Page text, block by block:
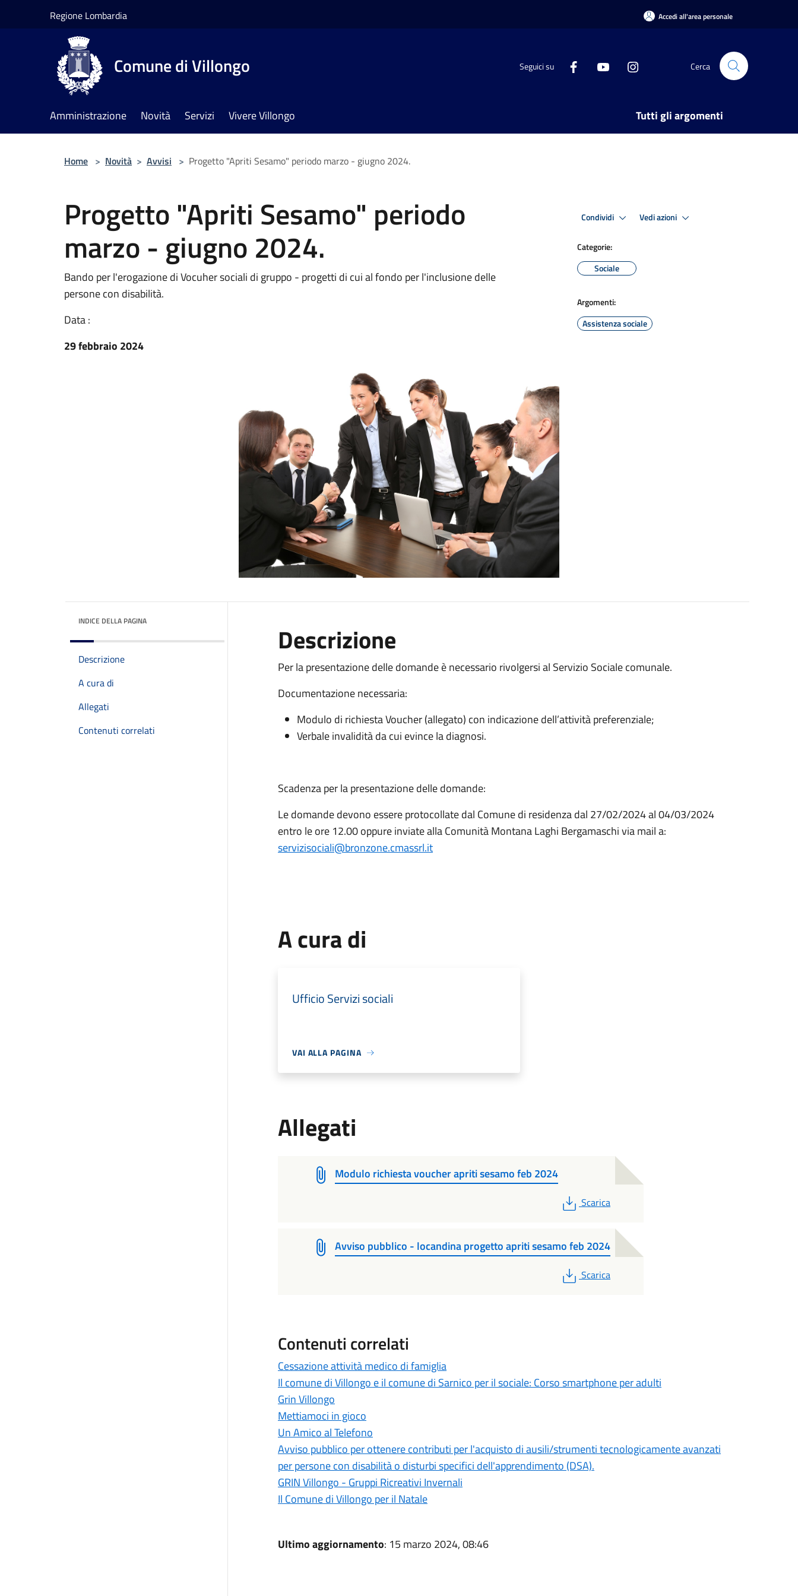
Regione Lombardia Accedi all'area personale
Comune di Villongo Seguici su Cerca
Amministrazione Novità Servizi Vivere Villongo Tutti gli argomenti
Home > Novità > Avvisi > Progetto "Apriti Sesamo" periodo marzo - giugno 2024.
Progetto "Apriti Sesamo" periodo
marzo - giugno 2024.
Bando per l'erogazione di Vocuher sociali di gruppo - progetti di cui al fondo per l'inclusione delle
persone con disabilità.
Data :
29 febbraio 2024
Condividi Vedi azioni
Categorie:
Sociale
Argomenti:
Assistenza sociale
INDICE DELLA PAGINA
Descrizione
A cura di
Allegati
Contenuti correlati
Descrizione
Per la presentazione delle domande è necessario rivolgersi al Servizio Sociale comunale.
Documentazione necessaria:
Modulo di richiesta Voucher (allegato) con indicazione dell’attività preferenziale;
Verbale invalidità da cui evince la diagnosi.
Scadenza per la presentazione delle domande:
Le domande devono essere protocollate dal Comune di residenza dal 27/02/2024 al 04/03/2024
entro le ore 12.00 oppure inviate alla Comunità Montana Laghi Bergamaschi via mail a:
servizisociali@bronzone.cmassrl.it
A cura di
Ufficio Servizi sociali
VAI ALLA PAGINA
Allegati
Modulo richiesta voucher apriti sesamo feb 2024
PDF
Scarica
Avviso pubblico - locandina progetto apriti sesamo feb 2024
PDF
Scarica
Contenuti correlati
Cessazione attività medico di famiglia
Il comune di Villongo e il comune di Sarnico per il sociale: Corso smartphone per adulti
Grin Villongo
Mettiamoci in gioco
Un Amico al Telefono
Avviso pubblico per ottenere contributi per l'acquisto di ausili/strumenti tecnologicamente avanzati
per persone con disabilità o disturbi specifici dell'apprendimento (DSA).
GRIN Villongo - Gruppi Ricreativi Invernali
Il Comune di Villongo per il Natale
Ultimo aggiornamento: 15 marzo 2024, 08:46